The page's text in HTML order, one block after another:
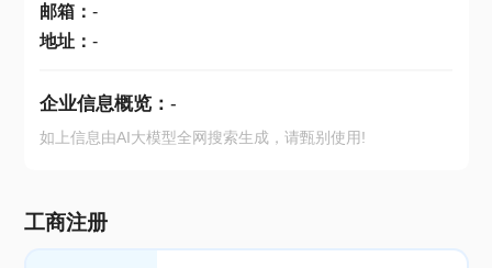
邮箱： -
地址： -
企业信息概览： -
如上信息由AI大模型全网搜索生成，请甄别使用!
工商注册